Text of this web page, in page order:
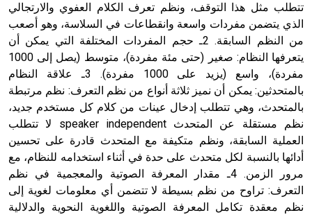
تتطلب مثل هذا التوقف، ونظم تعرف الكلام العفوي والارتجالي
الذي يتضمن مفردات واسعة وانقطاعات في السلاسة، وهو أصعب
من النظم السابقة. 2ـ حجم المفردات المختلفة التي يمكن أن
يتعرفها النظام: صغير (حتى مئة مفردة)، متوسط (يصل إلى 1000
مفردة)، واسع (يزيد على 1000 مفردة). 3ـ علاقة النظام
بالمتحدثين: يمكن أن نميز ثلاثة أنواع من نظم التعرف: نظم مرتبطة
بالمتحدث، وهي تتطلب إدخال عينات من كلام كل مستخدم جديد،
نظم مستقلة عن المتحدث speaker independent لا تتطلب
العملية السابقة، ونظم متكيفة مع المتحدث قادرة على تحسين
أدائها بالنسبة لكل متحدث على حدة في أثناء استخدامه للنظام، مع
مرور الزمن. 4ـ مقدار المعرفة الصوتية والمعجمية في نظم
التعرف: تراوح من نظم بسيطة لا تتضمن أي معلومات لغوية إلى
نظم معقدة تكامل المعرفة الصوتية واللغوية النحوية والدلالية